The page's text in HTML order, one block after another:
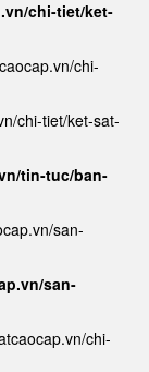
chi-tiet/ket-
chi-
chi-tiet/ket-sat-
tin-tuc/ban-
san-
san-
chi-